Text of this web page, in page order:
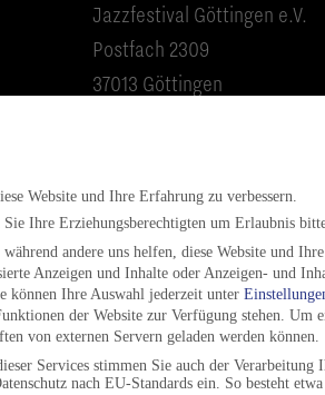
Jazzfestival Göttingen e.V.
Postfach 2309
37013 Göttingen
Do 17-19 Uhr
Fr 10-12 Uhr
Website und Ihre Erfahrung zu verbessern.
Ihre Erziehungsberechtigten um Erlaubnis
andere uns helfen, diese Website und
Anzeigen und Inhalte oder Anzeigen- und
können Ihre Auswahl jederzeit unter
der Website zur Verfügung stehen. Um
von externen Servern geladen werden können.
Services stimmen Sie auch der Verarbeitung
nach EU-Standards ein. So besteht etwa